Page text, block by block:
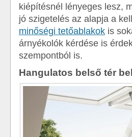
kiépítésnél lényeges lesz,
jó szigetelés az alapja a
minőségi tetőablakok is
árnyékolók kérdése is
szempontból is.
Hangulatos belső tér